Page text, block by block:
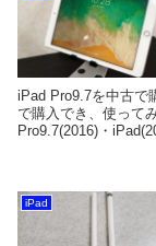
iPad Pro9.7を中古で
で購入でき、使って
Pro9.7(2016)・
iPad